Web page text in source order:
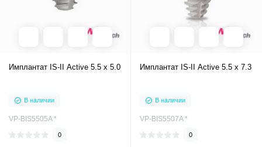
Имплантат IS-II Active 5.5 x 5.0
В наличии
VP-BIS5505A *
0
Имплантат IS-II Active 5.5 x 7.3
В наличии
VP-BIS5507A *
0